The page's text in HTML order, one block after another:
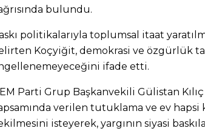
bulundu.
politikalarıyla toplumsal itaat
Koçyiğit, demokrasi ve özgürlük
ifade etti.
Parti Grup Başkanvekili Gülistan
verilen tutuklama ve ev hapsi
isteyerek, yargının siyasi